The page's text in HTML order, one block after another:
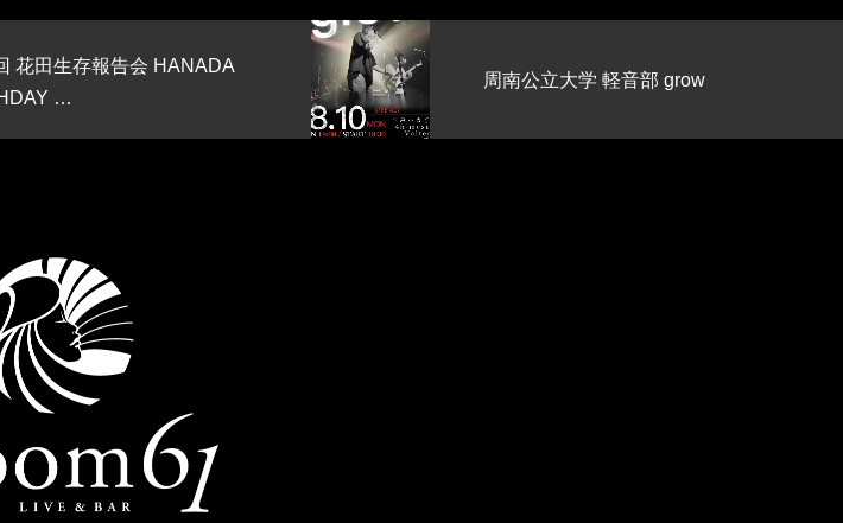
周南公立大学 軽音部 grow
??【また今年もやろうや！真夏に